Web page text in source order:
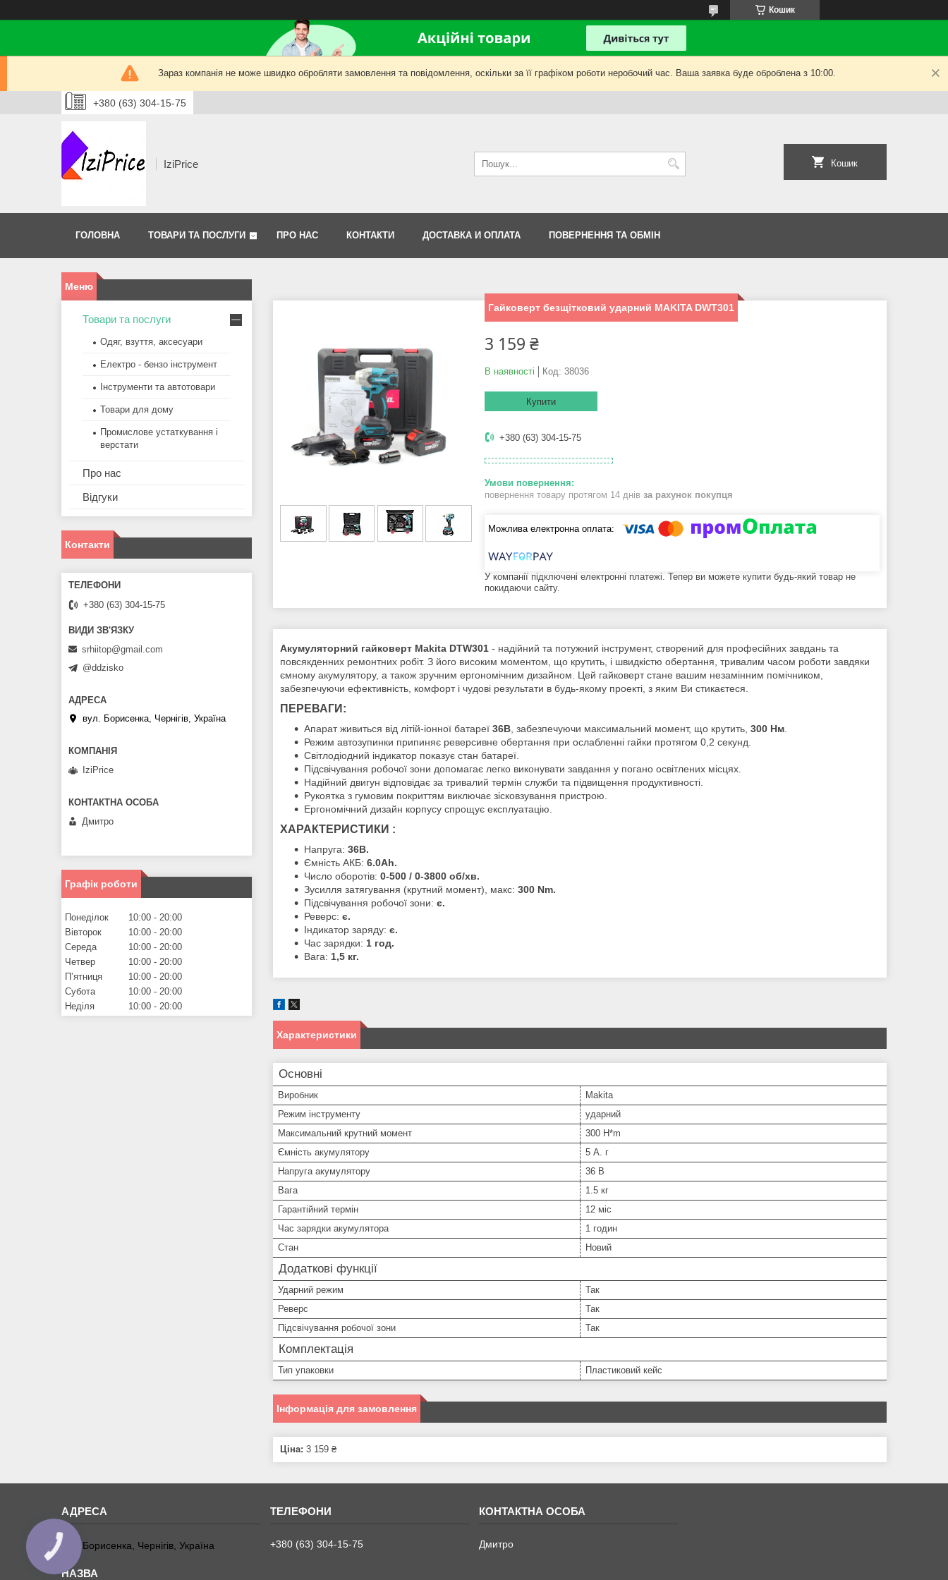
Кошик
Зараз компанія не може швидко обробляти замовлення та повідомлення, оскільки за її графіком роботи неробочий час. Ваша заявка буде оброблена з 10:00.
+380 (63) 304-15-75
IziPrice Кошик
ГОЛОВНА ТОВАРИ ТА ПОСЛУГИ ПРО НАС КОНТАКТИ ДОСТАВКА И ОПЛАТА ПОВЕРНЕННЯ ТА ОБМІН
Гайковерт безщітковий ударний MAKITA DWT301
3 159 ₴
В наявності Код: 38036
Купити
+380 (63) 304-15-75
повернення товару протягом 14 днів за рахунок покупця
У компанії підключені електронні платежі. Тепер ви можете купити будь-який товар не
покидаючи сайту.
Акумуляторний гайковерт Makita DTW301 - надійний та потужний інструмент, створений для професійних завдань та
повсякденних ремонтних робіт. З його високим моментом, що крутить, і швидкістю обертання, тривалим часом роботи завдяки
ємному акумулятору, а також зручним ергономічним дизайном. Цей гайковерт стане вашим незамінним помічником,
забезпечуючи ефективність, комфорт і чудові результати в будь-якому проекті, з яким Ви стикаєтеся.
ПЕРЕВАГИ:
Апарат живиться від літій-іонної батареї 36В , забезпечуючи максимальний момент, що крутить, 300 Нм
Режим автозупинки припиняє реверсивне обертання при ослабленні гайки протягом 0,2 секунд.
Світлодіодний індикатор показує стан батареї.
Підсвічування робочої зони допомагає легко виконувати завдання у погано освітлених місцях.
Надійний двигун відповідає за тривалий термін служби та підвищення продуктивності.
Рукоятка з гумовим покриттям виключає зісковзування пристрою.
Ергономічний дизайн корпусу спрощує експлуатацію.
ХАРАКТЕРИСТИКИ :
Напруга: 36В.
Ємність АКБ: 6.0Ah.
Число оборотів: 0-500 / 0-3800 об/хв.
Зусилля затягування (крутний момент), макс: 300 Nm.
Підсвічування робочої зони: є.
Реверс: є.
Індикатор заряду: є.
Час зарядки: 1 год.
Вага: 1,5 кг.
Характеристики
Основні
Виробник
Makita
Режим інструменту
ударний
Максимальний крутний момент
300 H*m
Ємність акумулятору
5 А. г
Напруга акумулятору
36 В
Вага
1.5 кг
Гарантійний термін
12 міс
Час зарядки акумулятора
1 годин
Стан
Новий
Додаткові функції
Ударний режим
Так
Реверс
Так
Підсвічування робочої зони
Так
Комплектація
Тип упаковки Пластиковий кейс
Інформація для замовлення
Ціна: 3 159 ₴
Товари та послуги
Одяг, взуття, аксесуари
Електро - бензо інструмент
Інструменти та автотовари
Товари для дому
Промислове устаткування і
верстати
Про нас
Відгуки
Контакти
+380 (63) 304-15-75
srhiitop@gmail.com
@ddzisko
вул. Борисенка, Чернігів, Україна
IziPrice
Дмитро
Графік роботи
Понеділок 10:00
20:00
Вівторок
10:00
20:00
Середа
10:00
20:00
Четвер
10:00
20:00
Пʼятниця
10:00
20:00
Субота
10:00
20:00
Неділя
10:00 20:00
вул. Борисенка, Чернігів, Україна +380 (63) 304-15-75 Дмитро
КНОПКА
ЗВ'ЯЗКУ